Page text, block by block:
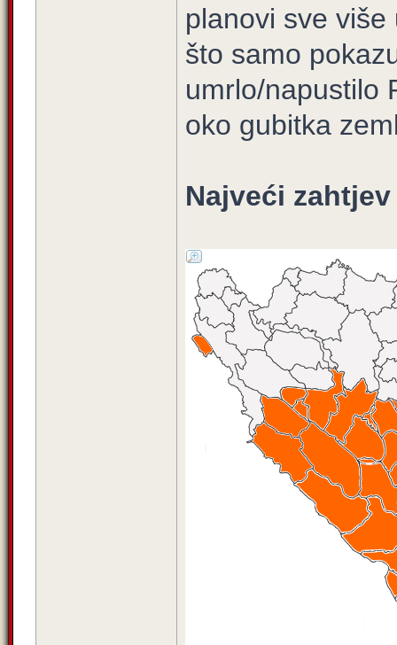
planovi sve
što samo
umrlo/napustilo
oko gubitka
Najveći